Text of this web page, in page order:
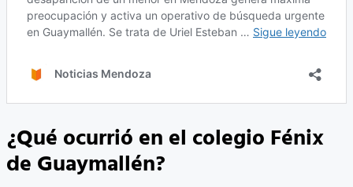
¿Qué ocurrió en el colegio Fénix
de Guaymallén?